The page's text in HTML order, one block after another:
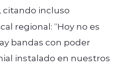
, citando incluso
regional: “Hoy no es
bandas con poder
instalado en nuestros